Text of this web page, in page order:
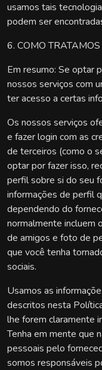
usamos tais
podem ser
6. COMO
Em resumo: Se optar
nossos serviços com
ter acesso a certas
Os nossos serviços
e fazer login com as
de terceiros (como o
optar por fazer isso,
perfil sobre si do seu
informações de perfil
dependendo do
normalmente incluem
de amigos e foto de
que você tenha
sociais.
Usamos as
descritos nesta
lhe forem claramente
Tenha em mente que
pessoais pelo
somos responsáveis